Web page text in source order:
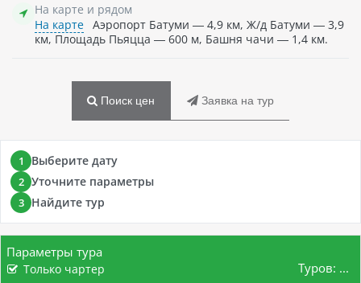
На карте и рядом
На карте Аэропорт Батуми — 4,9 км, Ж/д Батуми — 3,9
км, Площадь Пьяцца — 600 м, Башня чачи — 1,4 км.
Поиск цен Заявка на тур
1 Выберите дату
2 Уточните параметры
3 Найдите тур
Параметры тура
Только чартер Туров: ...